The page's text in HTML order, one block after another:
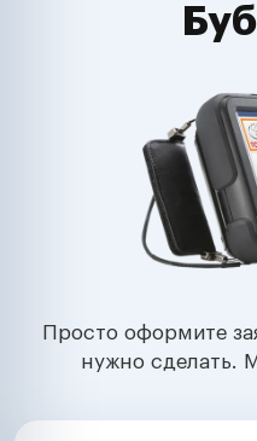
Просто оформите
нужно сделать.